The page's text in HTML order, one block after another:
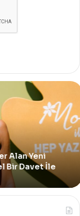
Alan Yeni
Bir Davet İle